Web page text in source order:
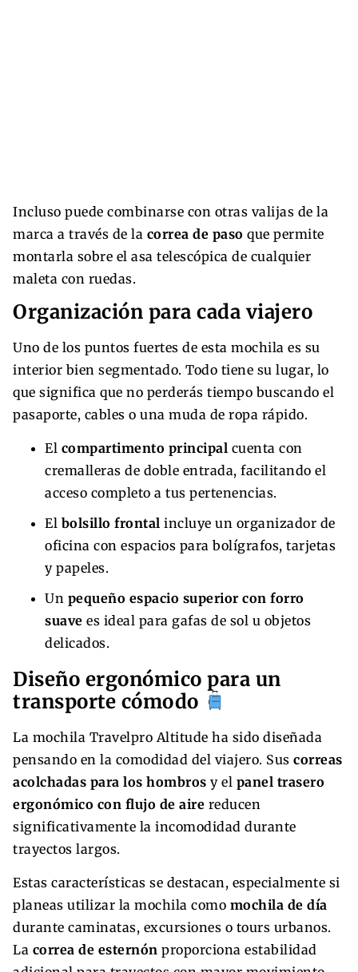
Incluso puede combinarse con otras valijas de la
marca a través de la correa de paso que permite
montarla sobre el asa telescópica de cualquier
maleta con ruedas.
Organización para cada viajero
Uno de los puntos fuertes de esta mochila es su
interior bien segmentado. Todo tiene su lugar, lo
que significa que no perderás tiempo buscando el
pasaporte, cables o una muda de ropa rápido.
El compartimento principal cuenta con
cremalleras de doble entrada, facilitando el
acceso completo a tus pertenencias.
El bolsillo frontal incluye un organizador de
oficina con espacios para bolígrafos, tarjetas
y papeles.
Un pequeño espacio superior con forro
suave es ideal para gafas de sol u objetos
delicados.
Diseño ergonómico para un
transporte cómodo
La mochila Travelpro Altitude ha sido diseñada
pensando en la comodidad del viajero. Sus correas
acolchadas para los hombros y el panel trasero
ergonómico con flujo de aire reducen
significativamente la incomodidad durante
trayectos largos.
Estas características se destacan, especialmente si
planeas utilizar la mochila como mochila de día
durante caminatas, excursiones o tours urbanos.
La correa de esternón proporciona estabilidad